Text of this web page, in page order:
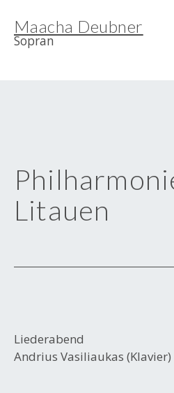
Inhalt
springen
Maacha Deubner
Sopran
Litauen
Liederabend
Andrius Vasiliaukas (Klavier)